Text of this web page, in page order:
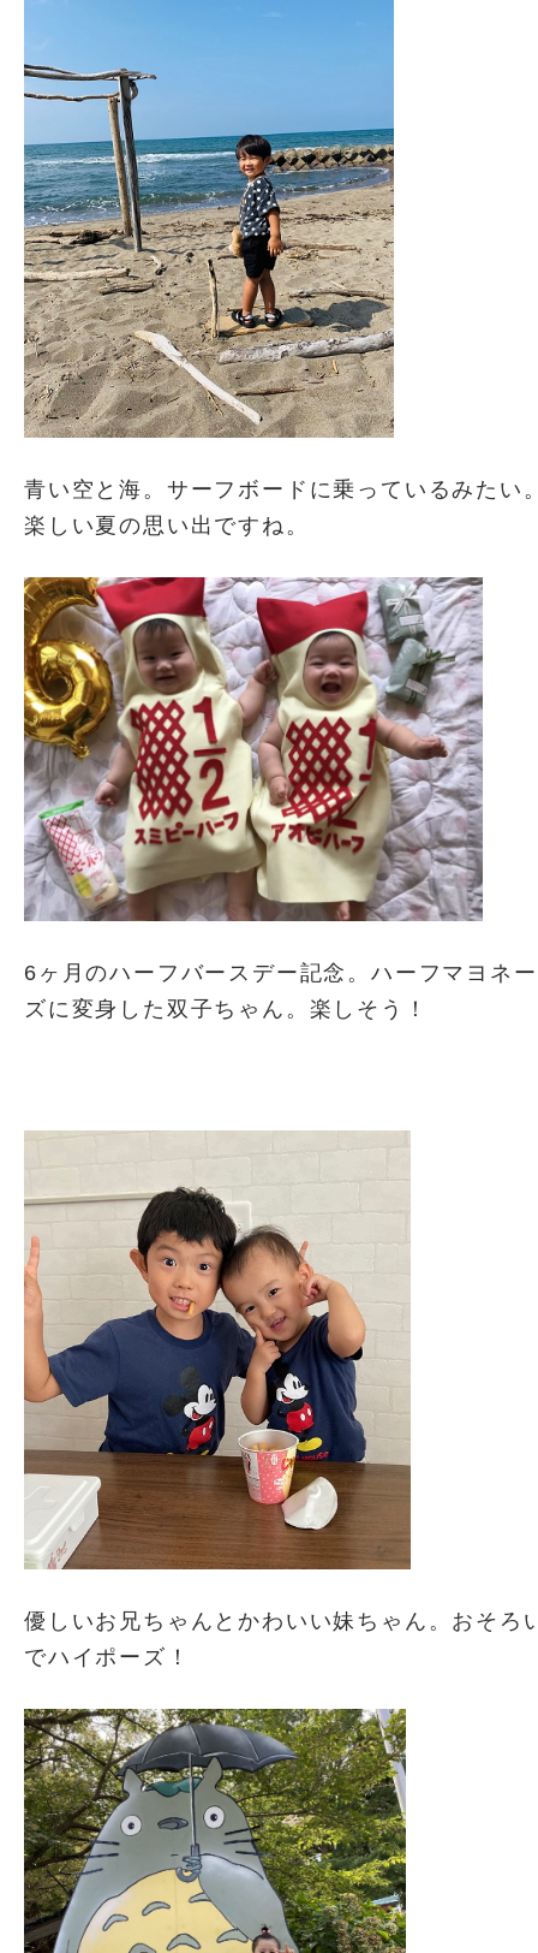
青い空と海。サーフボードに乗っているみたい
楽しい夏の思い出ですね。
6ヶ月のハーフバースデー記念。ハーフマヨネー
ズに変身した双子ちゃん。楽しそう！
優しいお兄ちゃんとかわいい妹ちゃん。おそろ
でハイポーズ！